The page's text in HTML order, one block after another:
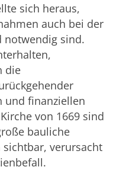
sich heraus,
auch bei der
notwendig sind.
die
und finanziellen
von 1669 sind
bauliche
sichtbar, verursacht